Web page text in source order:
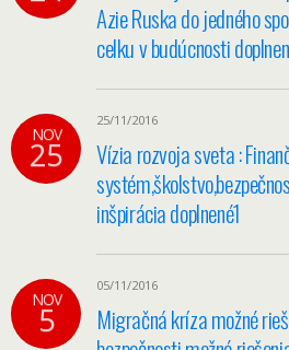
Azie Ruska do jedného
celku v budúcnosti
NOV
25
25/11/2016
Vízia rozvoja sveta :
inšpirácia doplnené1
NOV
5
05/11/2016
Migračná kríza možné